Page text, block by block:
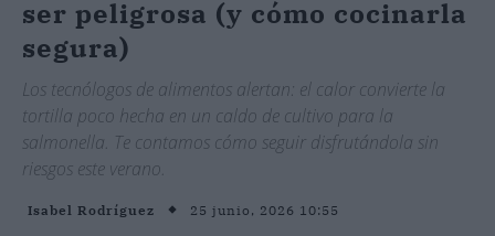
ser peligrosa (y cómo cocinarla
segura)
Los tecnólogos de alimentos alertan: el calor convierte la
tortilla poco hecha en un caldo de cultivo para la
salmonella. Te contamos cómo seguir disfrutándola sin
riesgos este verano.
Isabel Rodríguez 25 junio, 2026 10:55